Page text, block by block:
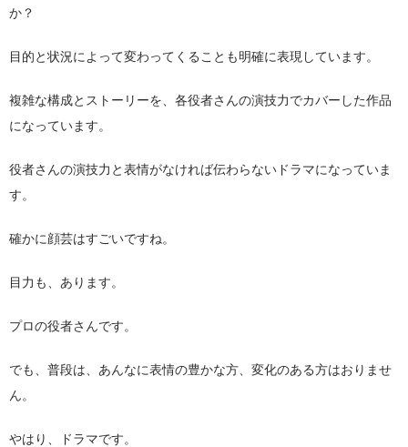
か？
目的と状況によって変わってくることも明確に表現しています。
複雑な構成とストーリーを、各役者さんの演技力でカバーした作品
になっています。
役者さんの演技力と表情がなければ伝わらないドラマになっていま
す。
確かに顔芸はすごいですね。
目力も、あります。
プロの役者さんです。
でも、普段は、あんなに表情の豊かな方、変化のある方はおりませ
ん。
やはり、ドラマです。